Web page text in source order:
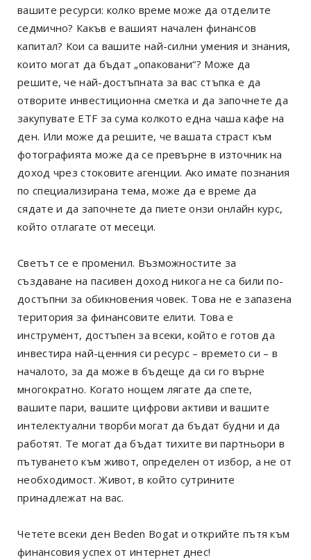
вашите ресурси: колко време може да отделите
седмично? Какъв е вашият начален финансов
капитал? Кои са вашите най-силни умения и знания,
които могат да бъдат „опаковани“? Може да
решите, че най-достъпната за вас стъпка е да
отворите инвестиционна сметка и да започнете да
закупувате ETF за сума колкото една чаша кафе на
ден. Или може да решите, че вашата страст към
фотографията може да се превърне в източник на
доход чрез стоковите агенции. Ако имате познания
по специализирана тема, може да е време да
сядате и да започнете да пиете онзи онлайн курс,
който отлагате от месеци.
Светът се е променил. Възможностите за
създаване на пасивен доход никога не са били по-
достъпни за обикновения човек. Това не е запазена
територия за финансовите елити. Това е
инструмент, достъпен за всеки, който е готов да
инвестира най-ценния си ресурс – времето си – в
началото, за да може в бъдеще да си го върне
многократно. Когато нощем лягате да спете,
вашите пари, вашите цифрови активи и вашите
интелектуални творби могат да бъдат будни и да
работят. Те могат да бъдат тихите ви партньори в
пътуването към живот, определен от избор, а не от
необходимост. Живот, в който сутрините
принадлежат на вас.
Четете всеки ден Beden Bogat и открийте пътя към
финансовия успех от интернет днес!